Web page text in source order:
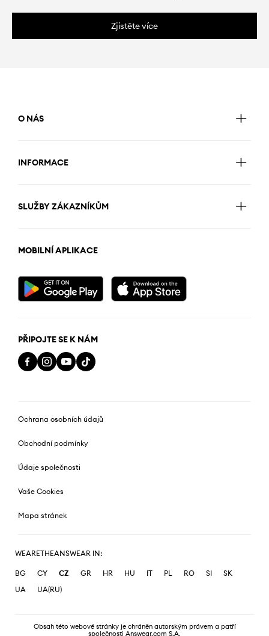
Zjistěte více
O NÁS
INFORMACE
SLUŽBY ZÁKAZNÍKŮM
MOBILNÍ APLIKACE
PŘIPOJTE SE K NÁM
Ochrana osobních údajů
Obchodní podmínky
Údaje společnosti
Vaše Cookies
Mapa stránek
WEARETHEANSWEAR IN:
BG CY CZ GR HR HU IT PL RO SI
SK
UA
UA(RU)
Obsah této webové stránky je chráněn autorským právem a patří
společnosti Answear.com S.A.